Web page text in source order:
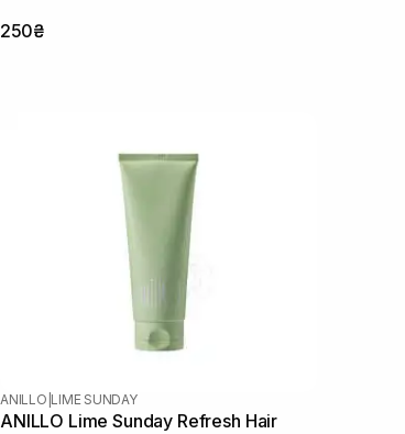
250₴
ANILLO LIME SUNDAY
ANILLO Lime Sunday Refresh Hair